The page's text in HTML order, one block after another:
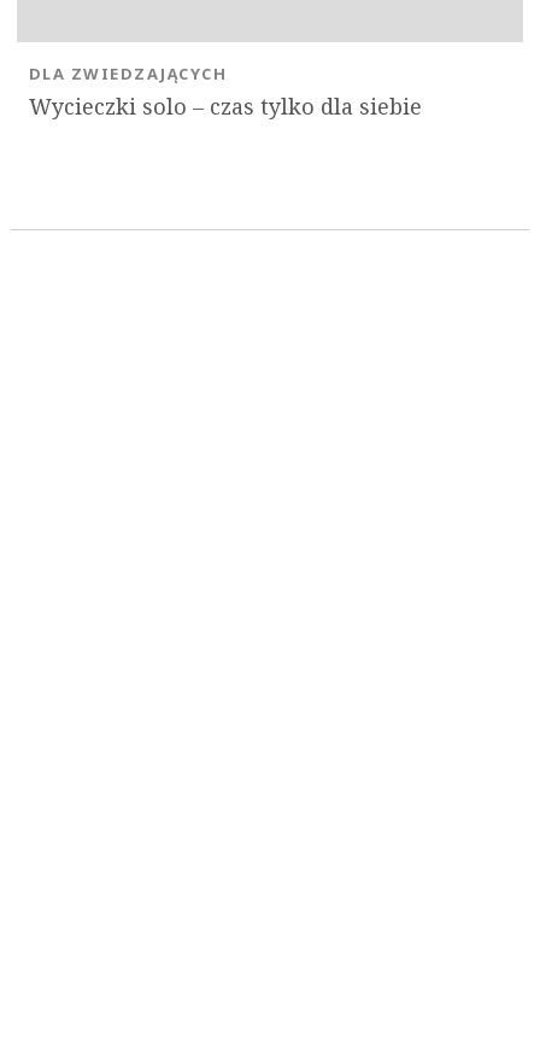
Wycieczki solo ‒ czas tylko dla siebie
DLA ZWIEDZAJĄCYCH